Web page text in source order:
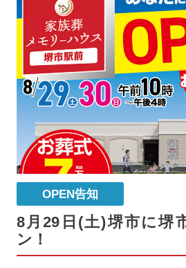
OPEN告知
8月29日(土)堺市に堺
ン！